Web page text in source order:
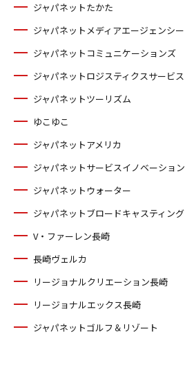
ジャパネットたかた
ジャパネットメディアエージェンシー
ジャパネットコミュニケーションズ
ジャパネットロジスティクスサービス
ジャパネットツーリズム
ゆこゆこ
ジャパネットアメリカ
ジャパネットサービスイノベーション
ジャパネットウォーター
ジャパネットブロードキャスティング
V・ファーレン長崎
長崎ヴェルカ
リージョナルクリエーション長崎
リージョナルエックス長崎
ジャパネットゴルフ＆リゾート